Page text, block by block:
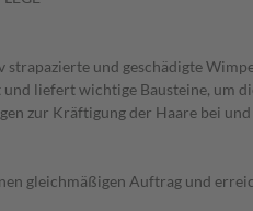
strapazierte und geschädigte
liefert wichtige Bausteine, um
zur Kräftigung der Haare bei
gleichmäßigen Auftrag und